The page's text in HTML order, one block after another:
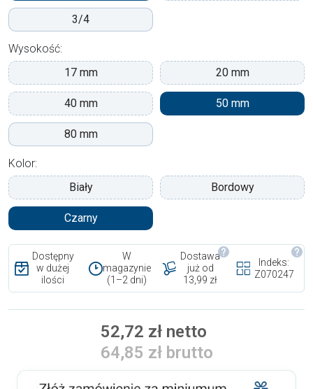
3/4
Wysokość:
17 mm
20 mm
40 mm 50 mm
80 mm
Kolor:
Biały
Bordowy
Czarny
Dostępny
w dużej
ilości
W
magazynie
(1–2 dni)
Dostawa
już od
13,99 zł
Indeks:
Z070247
52,72 zł netto
64,85 zł brutto